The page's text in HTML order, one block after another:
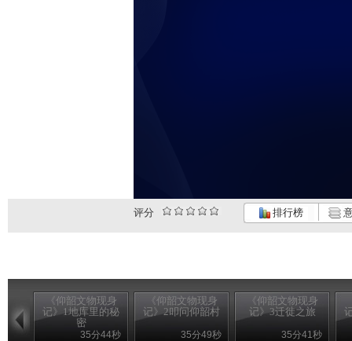
评分 排行榜
《仰韶文物现身
记》1地库里的秘
密
35分44秒
《仰韶文物现身
记》2叩问仰韶村
35分49秒
《仰韶文物现身
记》3迁徙之旅
35分41秒